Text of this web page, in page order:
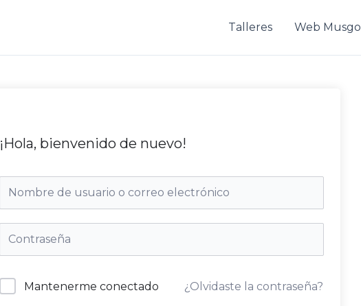
Talleres Web Musgo
¡Hola, bienvenido de nuevo!
Mantenerme conectado ¿Olvidaste la contraseña?